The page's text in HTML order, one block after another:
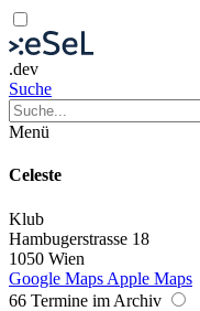
.dev
Suche
Menü
Celeste
Klub
Hambugerstrasse 18
1050 Wien
Google Maps Apple Maps
66 Termine im Archiv